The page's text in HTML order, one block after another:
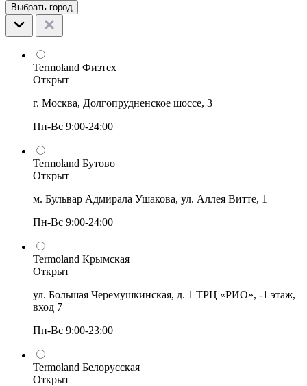
Выбрать город
Termoland Физтех
Открыт
г. Москва, Долгопрудненское шоссе, 3
Пн-Вс 9:00-24:00
Termoland Бутово
Открыт
м. Бульвар Адмирала Ушакова, ул. Аллея Витте, 1
Пн-Вс 9:00-24:00
Termoland Крымская
Открыт
ул. Большая Черемушкинская, д. 1 ТРЦ «РИО», -1 этаж,
вход 7
Пн-Вс 9:00-23:00
Termoland Белорусская
Открыт